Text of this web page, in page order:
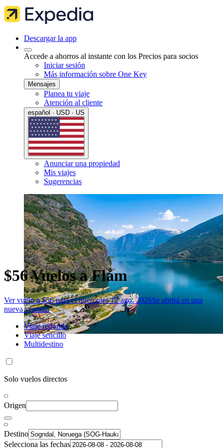
Descargar la app
Accede a ahorros al instante con los Precios para socios
Iniciar sesión
Más información sobre One Key
Mensajes
Planea tu viaje
Atención al cliente
español · USD · US
Anunciar una propiedad
Mis viajes
Sugerencias
$56 Vuelos a Flåm
Ver vuelo a $56 para el miércoles 12 ago. 2026Se abrirá en una
nueva ventana
Viaje redondo
Viaje sencillo
Multidestino
Solo vuelos directos
Origen
Destino
Selecciona las fechas